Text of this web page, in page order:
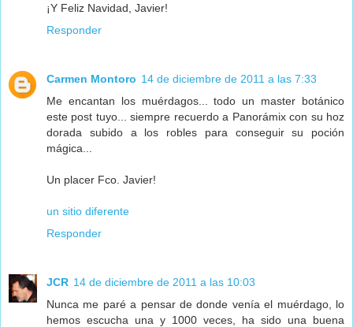
¡Y Feliz Navidad, Javier!
Responder
Carmen Montoro 14 de diciembre de 2011 a las 7:33
Me encantan los muérdagos... todo un master botánico
este post tuyo... siempre recuerdo a Panorámix con su hoz
dorada subido a los robles para conseguir su poción
mágica...
Un placer Fco. Javier!
un sitio diferente
Responder
JCR 14 de diciembre de 2011 a las 10:03
Nunca me paré a pensar de donde venía el muérdago, lo
hemos escucha una y 1000 veces, ha sido una buena